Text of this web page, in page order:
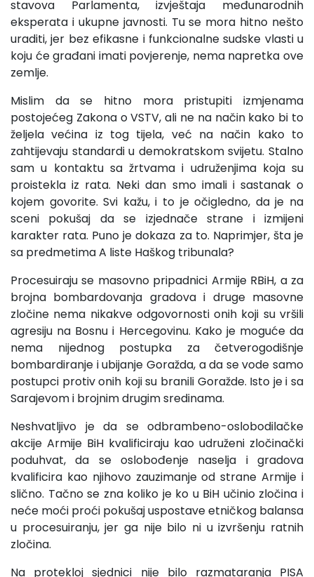
stavova Parlamenta, izvještaja međunarodnih
eksperata i ukupne javnosti. Tu se mora hitno nešto
uraditi, jer bez efikasne i funkcionalne sudske vlasti u
koju će građani imati povjerenje, nema napretka ove
zemlje.
Mislim da se hitno mora pristupiti izmjenama
postojećeg Zakona o VSTV, ali ne na način kako bi to
željela većina iz tog tijela, već na način kako to
zahtijevaju standardi u demokratskom svijetu. Stalno
sam u kontaktu sa žrtvama i udruženjima koja su
proistekla iz rata. Neki dan smo imali i sastanak o
kojem govorite. Svi kažu, i to je očigledno, da je na
sceni pokušaj da se izjednače strane i izmijeni
karakter rata. Puno je dokaza za to. Naprimjer, šta je
sa predmetima A liste Haškog tribunala?
Procesuiraju se masovno pripadnici Armije RBiH, a za
brojna bombardovanja gradova i druge masovne
zločine nema nikakve odgovornosti onih koji su vršili
agresiju na Bosnu i Hercegovinu. Kako je moguće da
nema nijednog postupka za četverogodišnje
bombardiranje i ubijanje Goražda, a da se vode samo
postupci protiv onih koji su branili Goražde. Isto je i sa
Sarajevom i brojnim drugim sredinama.
Neshvatljivo je da se odbrambeno-oslobodilačke
akcije Armije BiH kvalificiraju kao udruženi zločinački
poduhvat, da se oslobođenje naselja i gradova
kvalificira kao njihovo zauzimanje od strane Armije i
slično. Tačno se zna koliko je ko u BiH učinio zločina i
neće moći proći pokušaj uspostave etničkog balansa
u procesuiranju, jer ga nije bilo ni u izvršenju ratnih
zločina.
Na protekloj sjednici nije bilo razmataranja PISA